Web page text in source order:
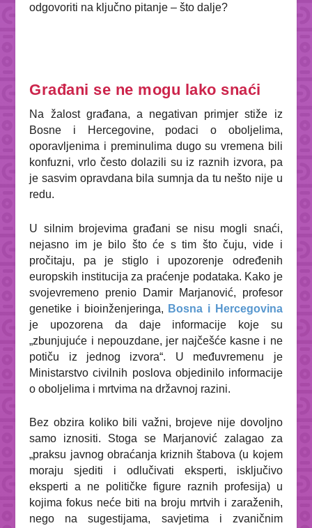
odgovoriti na ključno pitanje – što dalje?
Građani se ne mogu lako snaći
Na žalost građana, a negativan primjer stiže iz
Bosne i Hercegovine, podaci o oboljelima,
oporavljenima i preminulima dugo su vremena bili
konfuzni, vrlo često dolazili su iz raznih izvora, pa
je sasvim opravdana bila sumnja da tu nešto nije u
redu.
U silnim brojevima građani se nisu mogli snaći,
nejasno im je bilo što će s tim što čuju, vide i
pročitaju, pa je stiglo i upozorenje određenih
europskih institucija za praćenje podataka. Kako je
svojevremeno prenio Damir Marjanović, profesor
genetike i bioinženjeringa, Bosna i Hercegovina
je upozorena da daje informacije koje su
„zbunjujuće i nepouzdane, jer najčešće kasne i ne
potiču iz jednog izvora“. U međuvremenu je
Ministarstvo civilnih poslova objedinilo informacije
o oboljelima i mrtvima na državnoj razini.
Bez obzira koliko bili važni, brojeve nije dovoljno
samo iznositi. Stoga se Marjanović zalagao za
„praksu javnog obraćanja kriznih štabova (u kojem
moraju sjediti i odlučivati eksperti, isključivo
eksperti a ne političke figure raznih profesija) u
kojima fokus neće biti na broju mrtvih i zaraženih,
nego na sugestijama, savjetima i zvaničnim